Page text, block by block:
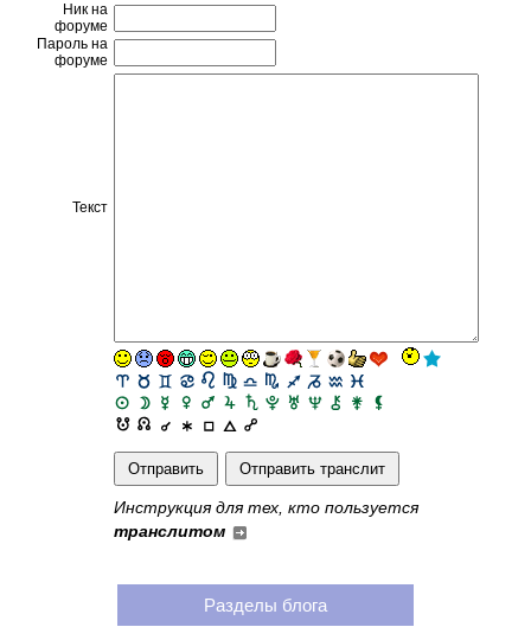
Ник на
форуме
Пароль на
форуме
Текст
Инструкция для тех, кто пользуется
транслитом
Разделы блога